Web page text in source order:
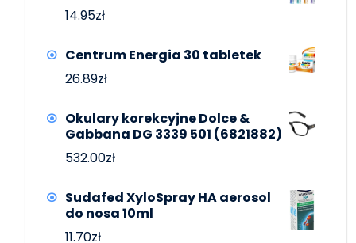
14.95zł
Centrum Energia 30 tabletek
26.89zł
Okulary korekcyjne Dolce &
Gabbana DG 3339 501 (6821882)
532.00zł
Sudafed XyloSpray HA aerosol
do nosa 10ml
11.70zł